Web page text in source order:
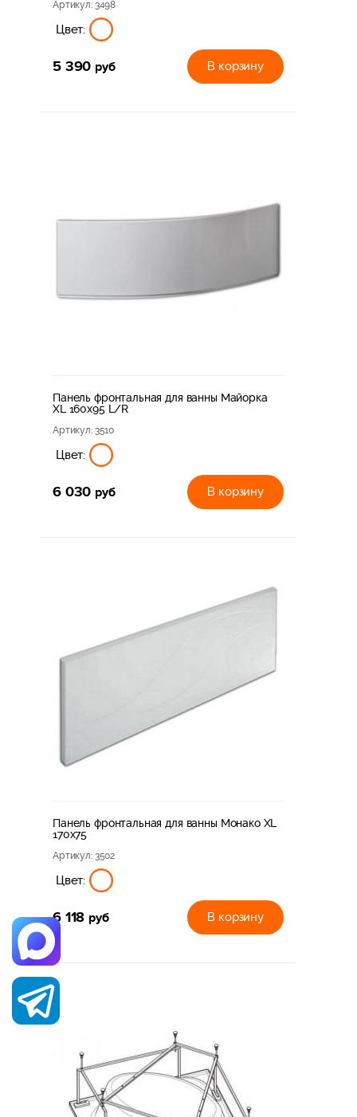
Артикул: 3498
Цвет:
5 390 руб В корзину
Панель фронтальная для ванны Майорка
XL 160х95 L/R
Артикул: 3510
Цвет:
6 030 руб В корзину
Панель фронтальная для ванны Монако XL
170х75
Артикул: 3502
Цвет:
6 118 руб В корзину